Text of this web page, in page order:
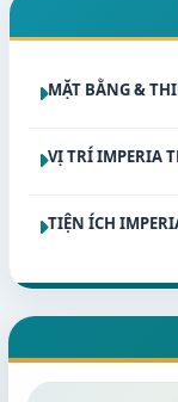
MẶT BẰNG &
VỊ TRÍ IMPERIA
TIỆN ÍCH